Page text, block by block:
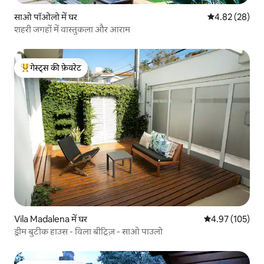
साओ पॉओलो में घर औसत रेटिंग 5 में
4.82 (28)
शहरी जगहों में वास्तुकला और आराम
गेस्ट्स का टॉप फ़ेवरेट
गेस्ट्स की फ़ेवरेट
Vila Madalena में घर औसत रेटिंग 5 में से
4.97 (105)
ड्रीम बुटीक हाउस - विला बीट्रिज़ - साओ पाउलो